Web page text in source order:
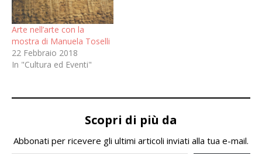
Arte nell’arte con la
mostra di Manuela Toselli
22 Febbraio 2018
In "Cultura ed Eventi"
Scopri di più da
Abbonati per ricevere gli ultimi articoli inviati alla tua e-mail.